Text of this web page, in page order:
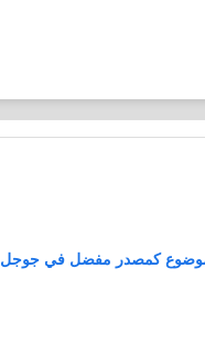
كمصدر مفضل في جوجل